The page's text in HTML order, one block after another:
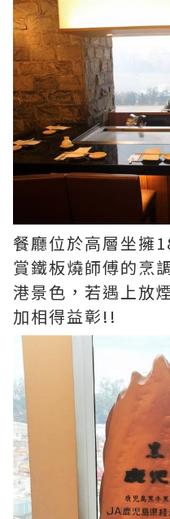
餐廳位於高層坐擁
賞鐵板燒師傅的烹
港景色，若遇上放
加相得益彰!!